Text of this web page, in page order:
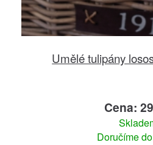
Umělé tulipány
Cena:
Doručíme